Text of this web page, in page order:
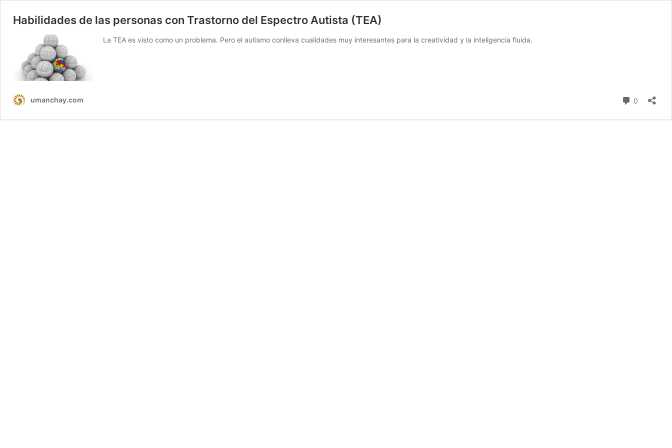
Habilidades de las personas con Trastorno del Espectro Autista (TEA)
La TEA es visto como un problema. Pero el autismo conlleva cualidades muy interesantes para la creatividad y la inteligencia fluida.
umanchay.com 0